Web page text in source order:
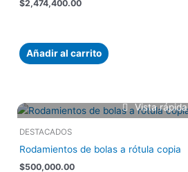
$2,474,400.00
Añadir al carrito
Vista rápida
DESTACADOS
Rodamientos de bolas a rótula copia
$500,000.00